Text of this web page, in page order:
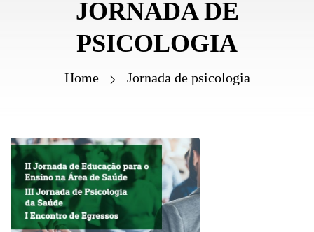
JORNADA DE
PSICOLOGIA
Home Jornada de psicologia